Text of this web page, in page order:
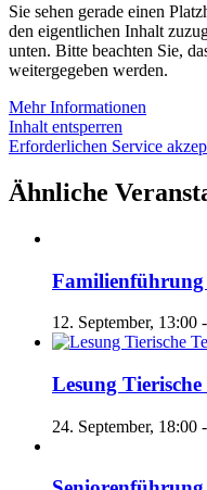
Sie sehen gerade einen
den eigentlichen Inhalt
unten. Bitte beachten Sie,
weitergegeben werden.
Mehr Informationen
Inhalt entsperren
Erforderlichen Service
Ähnliche
Familienführung
12. September, 13:00 -
Lesung Tierische
24. September, 18:00 -